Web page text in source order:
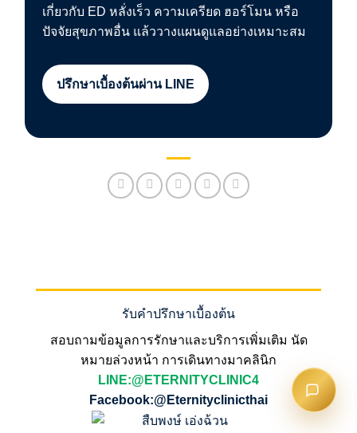
เกี่ยวกับ ED หลั่งเร็ว ความเครียด ฮอร์โมน หรือ
ปัจจัยสุขภาพอื่น แล้ววางแผนดูแลอย่างเหมาะสม
ปรึกษาเบื้องต้นผ่าน LINE
รับคำปรึกษาเบื้องต้น
สอบถามข้อมูลการรักษาและบริการเพิ่มเติม นัด
หมายล่วงหน้า การเดินทางมาคลินิก
LINE:@ETERNITYCLINIC4
Facebook:@Eternityclinicthai